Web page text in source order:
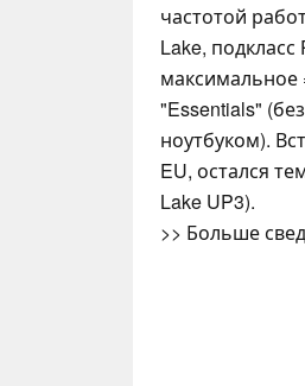
частотой
Lake,
максимальное
"Essentials"
ноутбуком).
EU, остался
Lake UP3).
>> Больше